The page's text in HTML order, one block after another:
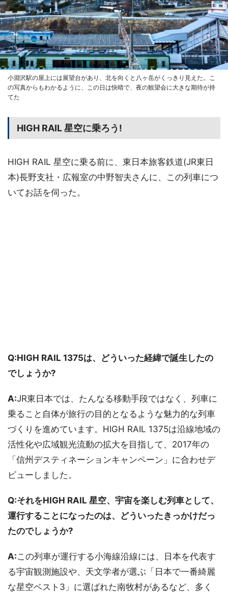
小淵沢駅の屋上には展望台があり、北を向くと八ヶ岳がくっきり見えた。こ
の写真からもわかるように、この日は快晴で、夜の観望会に大きな期待が持
てた
HIGH RAIL 星空に乗ろう!
HIGH RAIL 星空に乗る前に、東日本旅客鉄道(JR東日
本)長野支社・広報室の中野智夫さんに、この列車につ
いてお話を伺った。
Q:HIGH RAIL 1375は、どういった経緯で誕生したの
でしょうか?
A:JR東日本では、たんなる移動手段ではなく、列車に
乗ること自体が旅行の目的となるような魅力的な列車
づくりを進めています。HIGH RAIL 1375は沿線地域の
活性化や広域観光流動の拡大を目指して、2017年の
「信州デスティネーションキャンペーン」に合わせデ
ビューしました。
Q:それをHIGH RAIL 星空、宇宙を楽しむ列車として、
運行することになったのは、どういったきっかけだっ
たのでしょうか?
A:この列車が運行する小海線沿線には、日本を代表す
る宇宙観測施設や、天文学者が選ぶ「日本で一番綺麗
な星空ベスト3」に選ばれた南牧村があるなど、多く